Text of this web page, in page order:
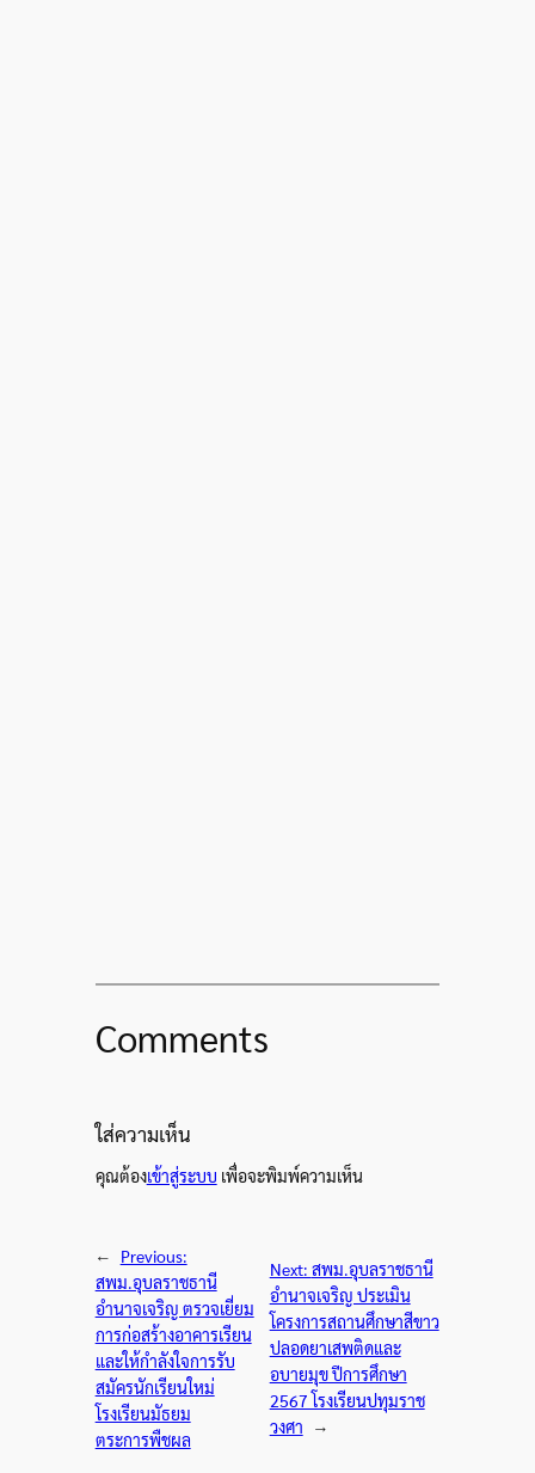
Comments
ใส่ความเห็น
คุณต้องเข้าสู่ระบบ เพื่อจะพิมพ์ความเห็น
←
Previous:
สพม.อุบลราชธานี
อำนาจเจริญ ตรวจเยี่ยม
การก่อสร้างอาคารเรียน
และให้กำลังใจการรับ
สมัครนักเรียนใหม่
โรงเรียนมัธยม
ตระการพืชผล
Next: สพม.อุบลราชธานี
อำนาจเจริญ ประเมิน
โครงการสถานศึกษาสีขาว
ปลอดยาเสพติดและ
อบายมุข ปีการศึกษา
2567 โรงเรียนปทุมราช
วงศา
→